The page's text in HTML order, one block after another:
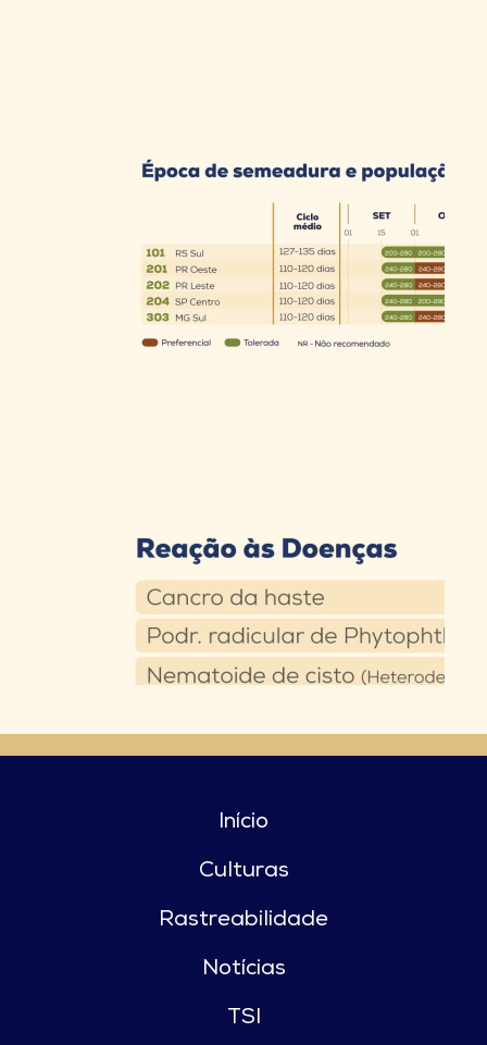
Início
Culturas
Rastreabilidade
Notícias
TSI